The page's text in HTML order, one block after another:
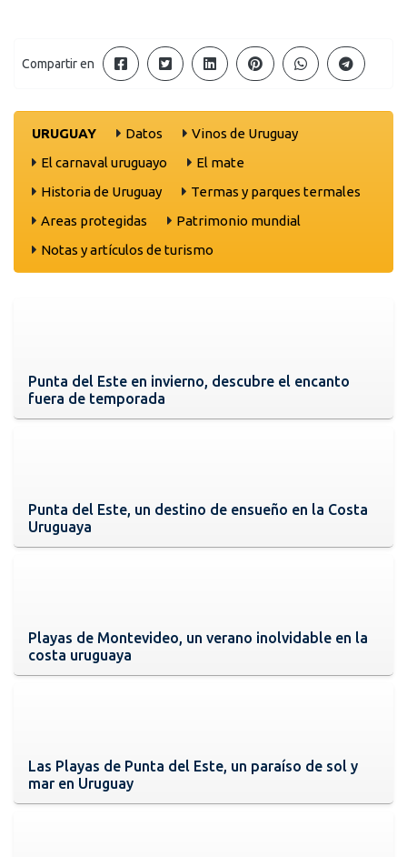
Compartir en
URUGUAY Datos
Vinos de Uruguay
El carnaval uruguayo
El mate
Historia de Uruguay
Termas y parques termales
Areas protegidas
Patrimonio mundial
Notas y artículos de turismo
Punta del Este en invierno, descubre el encanto
fuera de temporada
Punta del Este, un destino de ensueño en la Costa
Uruguaya
Playas de Montevideo, un verano inolvidable en la
costa uruguaya
Las Playas de Punta del Este, un paraíso de sol y
mar en Uruguay